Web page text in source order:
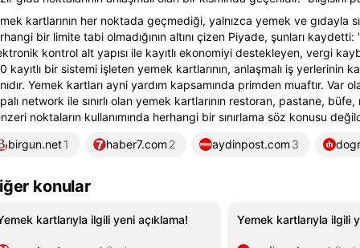
kartlarının her noktada geçmediği, yalnızca yemek ve gıdayla
bir limite tabi olmadığının altını çizen Piyade, şunları
kontrol alt yapısı ile kayıtlı ekonomiyi destekleyen, vergi
kayıtlı bir sistemi işleten yemek kartlarının, anlaşmalı iş yerlerinin
Yemek kartları ayni yardım kapsamında primden muaftır. Var
network ile sınırlı olan yemek kartlarının restoran, pastane,
noktaların kullanımında herhangi bir sınırlama söz konusu
birgun.net1 haber7.com 2 aydinpost.com 3
konular
kartlarıyla ilgili yeni açıklama! Yemek kartlarıyla ilgili